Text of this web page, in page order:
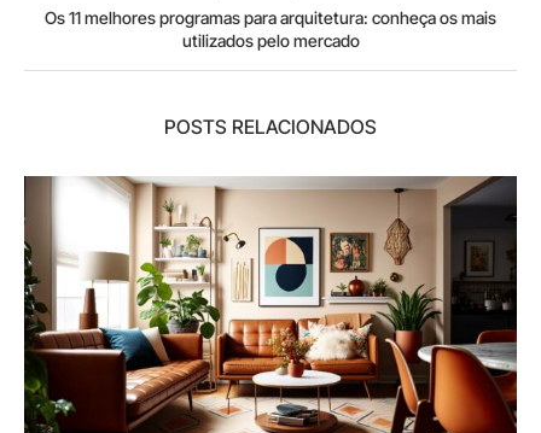
Os 11 melhores programas para arquitetura: conheça os mais
utilizados pelo mercado
POSTS RELACIONADOS